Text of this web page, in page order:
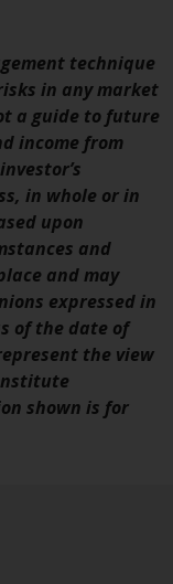
Act-
für
die
die
des
andere
im
der
indem
us/en/
Bitte
technique
in any market
a guide to future
income from
in whole or in
upon
and
and may
expressed in
of the date of
the view
shown is for